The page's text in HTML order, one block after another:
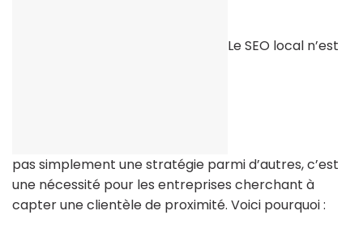
Le SEO local n’est
pas simplement une stratégie parmi d’autres, c’est
une nécessité pour les entreprises cherchant à
capter une clientèle de proximité. Voici pourquoi :